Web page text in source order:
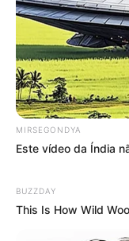
SHARE THIS
Share it
PUBLICAÇÕES
Notícia
Prefeita rebate críticas
vídeo dançando de
MIRSEGONDYA
Este vídeo da Índia
BUZZDAY
This Is How Wild